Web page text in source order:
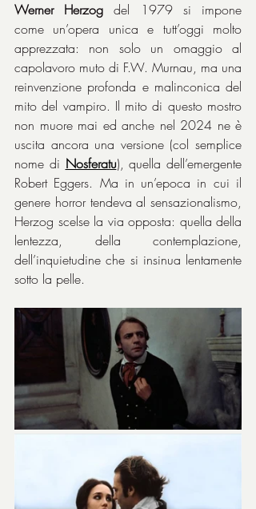
Werner Herzog del 1979 si impone
come un’opera unica e tutt’oggi molto
apprezzata: non solo un omaggio al
capolavoro muto di F.W. Murnau, ma una
reinvenzione profonda e malinconica del
mito del vampiro. Il mito di questo mostro
non muore mai ed anche nel 2024 ne è
uscita ancora una versione (col semplice
nome di Nosferatu), quella dell’emergente
Robert Eggers. Ma in un’epoca in cui il
genere horror tendeva al sensazionalismo,
Herzog scelse la via opposta: quella della
lentezza, della contemplazione,
dell’inquietudine che si insinua lentamente
sotto la pelle.